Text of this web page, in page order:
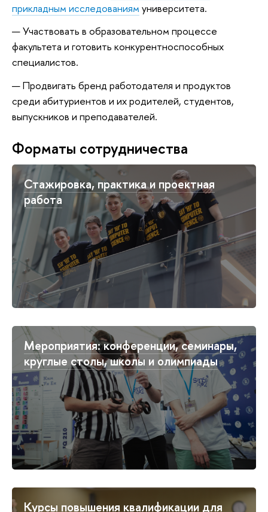
прикладным исследованиям университета.
Участвовать в образовательном процессе
факультета и готовить конкурентноспособных
специалистов.
Продвигать бренд работодателя и продуктов
среди абитуриентов и их родителей, студентов,
выпускников и преподавателей.
Форматы сотрудничества
Стажировка, практика и проектная
работа
Мероприятия: конференции, семинары,
круглые столы, школы и олимпиады
Курсы повышения квалификации для